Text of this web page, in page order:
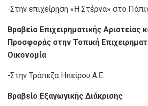
-Στην επιχείρηση «Η Στέρνα» στο
Βραβείο Επιχειρηματικής Αριστείας
Προσφοράς στην Τοπική
Οικονομία
-Στην Τράπεζα Ηπείρου Α.Ε.
Βραβείο Εξαγωγικής Διάκρισης